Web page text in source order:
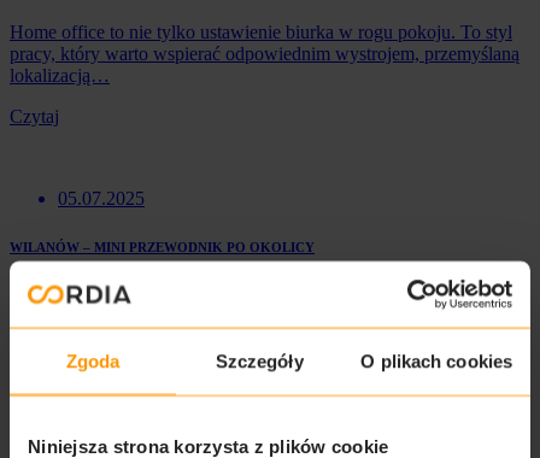
Zgoda Szczegóły O plikach cookies
Niniejsza strona korzysta z plików cookie
Home office to nie tylko ustawienie biurka w rogu pokoju. To styl
pracy, który warto wspierać odpowiednim wystrojem, przemyślaną
lokalizacją…
Czytaj
05.07.2025
WILANÓW – MINI PRZEWODNIK PO OKOLICY
Wilanów to jedna z tych dzielnic Warszawy, która w ostatnich latach
zyskała na popularności. Bliskość zieleni, dobrze zaprojektowana